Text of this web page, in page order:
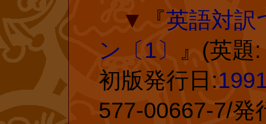
やなせ先生は、
に描いた作品を
集長を勤めてい
ン』でも、知的
▼『英語対
ン〔1〕』(英題
初版発行日:
577-00667-7/発